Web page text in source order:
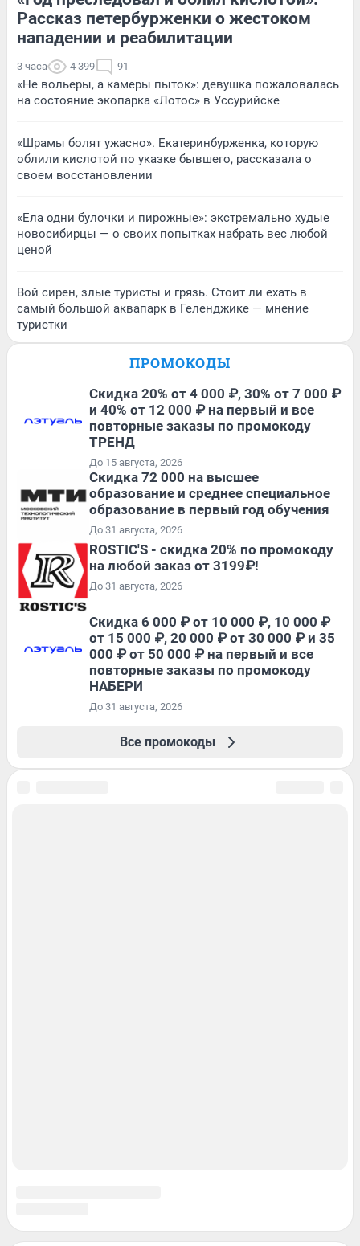
Рассказ петербурженки о жестоком
нападении и реабилитации
3 часа 4 399 91
«Не вольеры, а камеры пыток»: девушка пожаловалась
на состояние экопарка «Лотос» в Уссурийске
«Шрамы болят ужасно». Екатеринбурженка, которую
облили кислотой по указке бывшего, рассказала о
своем восстановлении
«Ела одни булочки и пирожные»: экстремально худые
новосибирцы — о своих попытках набрать вес любой
ценой
Вой сирен, злые туристы и грязь. Стоит ли ехать в
самый большой аквапарк в Геленджике — мнение
туристки
ПРОМОКОДЫ
Скидка 20% от 4 000 ₽, 30% от 7 000 ₽
и 40% от 12 000 ₽ на первый и все
повторные заказы по промокоду
ТРЕНД
До 15 августа, 2026
Скидка 72 000 на высшее
образование и среднее специальное
образование в первый год обучения
До 31 августа, 2026
ROSTIC'S - скидка 20% по промокоду
на любой заказ от 3199₽!
До 31 августа, 2026
Скидка 6 000 ₽ от 10 000 ₽, 10 000 ₽
от 15 000 ₽, 20 000 ₽ от 30 000 ₽ и 35
000 ₽ от 50 000 ₽ на первый и все
повторные заказы по промокоду
НАБЕРИ
До 31 августа, 2026
Все промокоды